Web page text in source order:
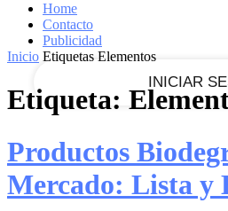
tu contraseña
Recupera tu
Home
Contacto
Publicidad
Inicio Etiquetas Elementos
Etiqueta:
Productos
Mercado: Lista y